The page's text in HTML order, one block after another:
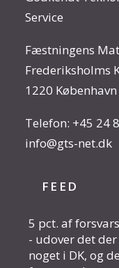
Service
Fæstningens
Frederiksholms
1220 København
Telefon: +45 24
info@gts-net.dk
FEED
5 pct. af
- udover det
noget i DK, og